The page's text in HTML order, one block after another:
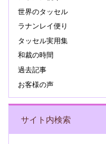
世界のタッセル
ラナンレイ便り
タッセル実用集
和裁の時間
過去記事
お客様の声
サイト内検索